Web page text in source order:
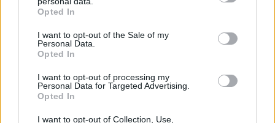
grant or deny consent to Google and its third-party tags to
use your data for below specified purposes in below Google
consent section.
Opted In
I want to opt-out of the Sale of my
Personal Data.
Opted In
I want to opt-out of processing my
Personal Data for Targeted Advertising.
Opted In
I want to opt-out of Collection, Use,